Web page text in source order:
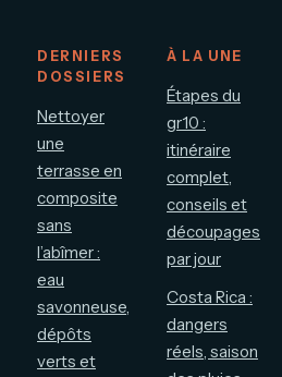
DERNIERS
DOSSIERS
Nettoyer
une
terrasse en
composite
sans
l’abîmer :
eau
savonneuse,
dépôts
verts et
À LA UNE
Étapes du
gr10 :
itinéraire
complet,
conseils et
découpages
par jour
Costa Rica :
dangers
réels, saison